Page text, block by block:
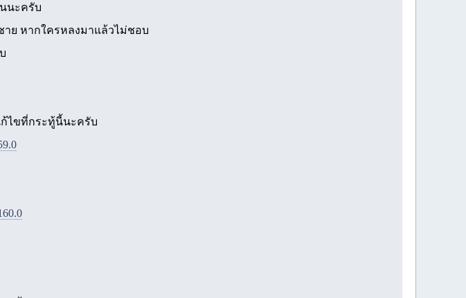
นะครับ
าย หากใครหลงมาแล้วไม่ชอบ
ไขที่กระทู้นี้นะครับ